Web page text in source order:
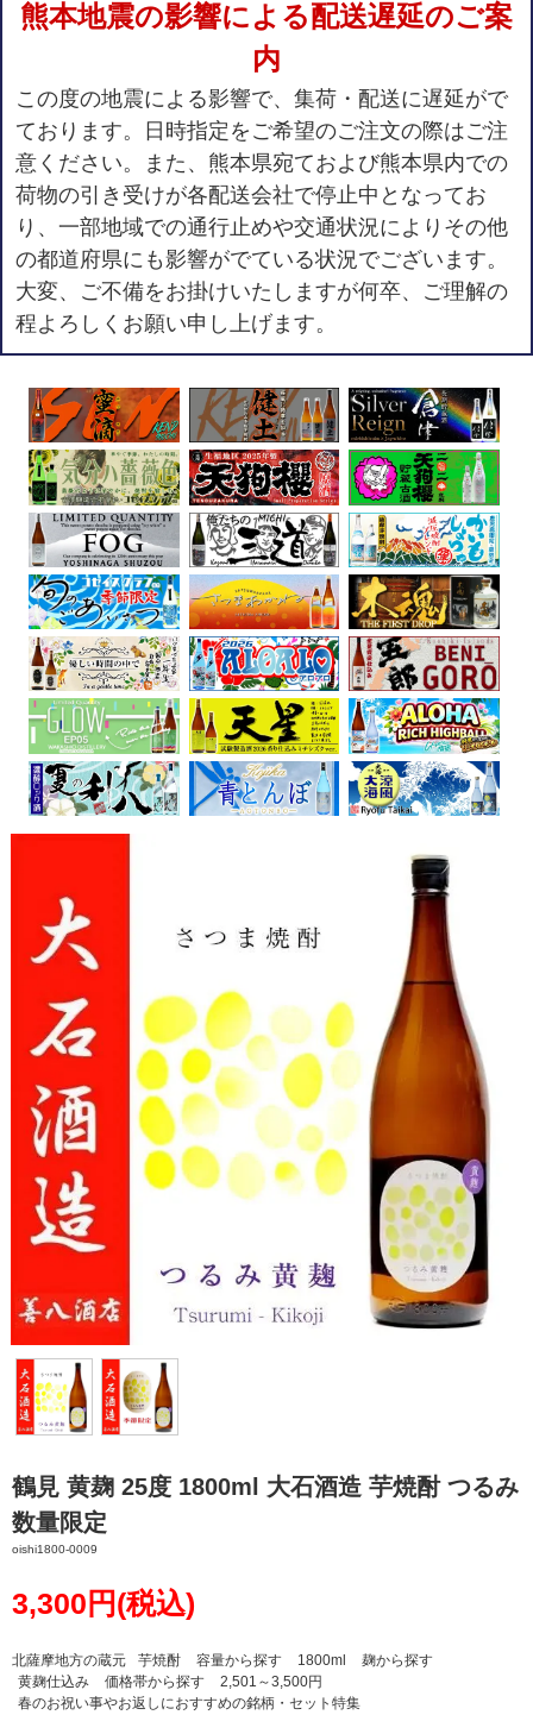
熊本地震の影響による配送遅延のご案
内
この度の地震による影響で、集荷・配送に遅延がで
ております。日時指定をご希望のご注文の際はご注
意ください。また、熊本県宛ておよび熊本県内での
荷物の引き受けが各配送会社で停止中となってお
り、一部地域での通行止めや交通状況によりその他
の都道府県にも影響がでている状況でございます。
大変、ご不備をお掛けいたしますが何卒、ご理解の
程よろしくお願い申し上げます。
鶴見 黄麹 25度 1800ml 大石酒造 芋焼酎 つるみ
数量限定
oishi1800-0009
3,300円(税込)
北薩摩地方の蔵元 芋焼酎 容量から探す 1800ml
麹から探す
黄麹仕込み
価格帯から探す
2,501～3,500円
春のお祝い事やお返しにおすすめの銘柄・セット特集